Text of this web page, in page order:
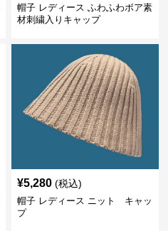
帽子 レディース ふわふわボア素
材刺繍入りキャップ
¥5,280 (税込)
帽子 レディース ニット キャッ
プ